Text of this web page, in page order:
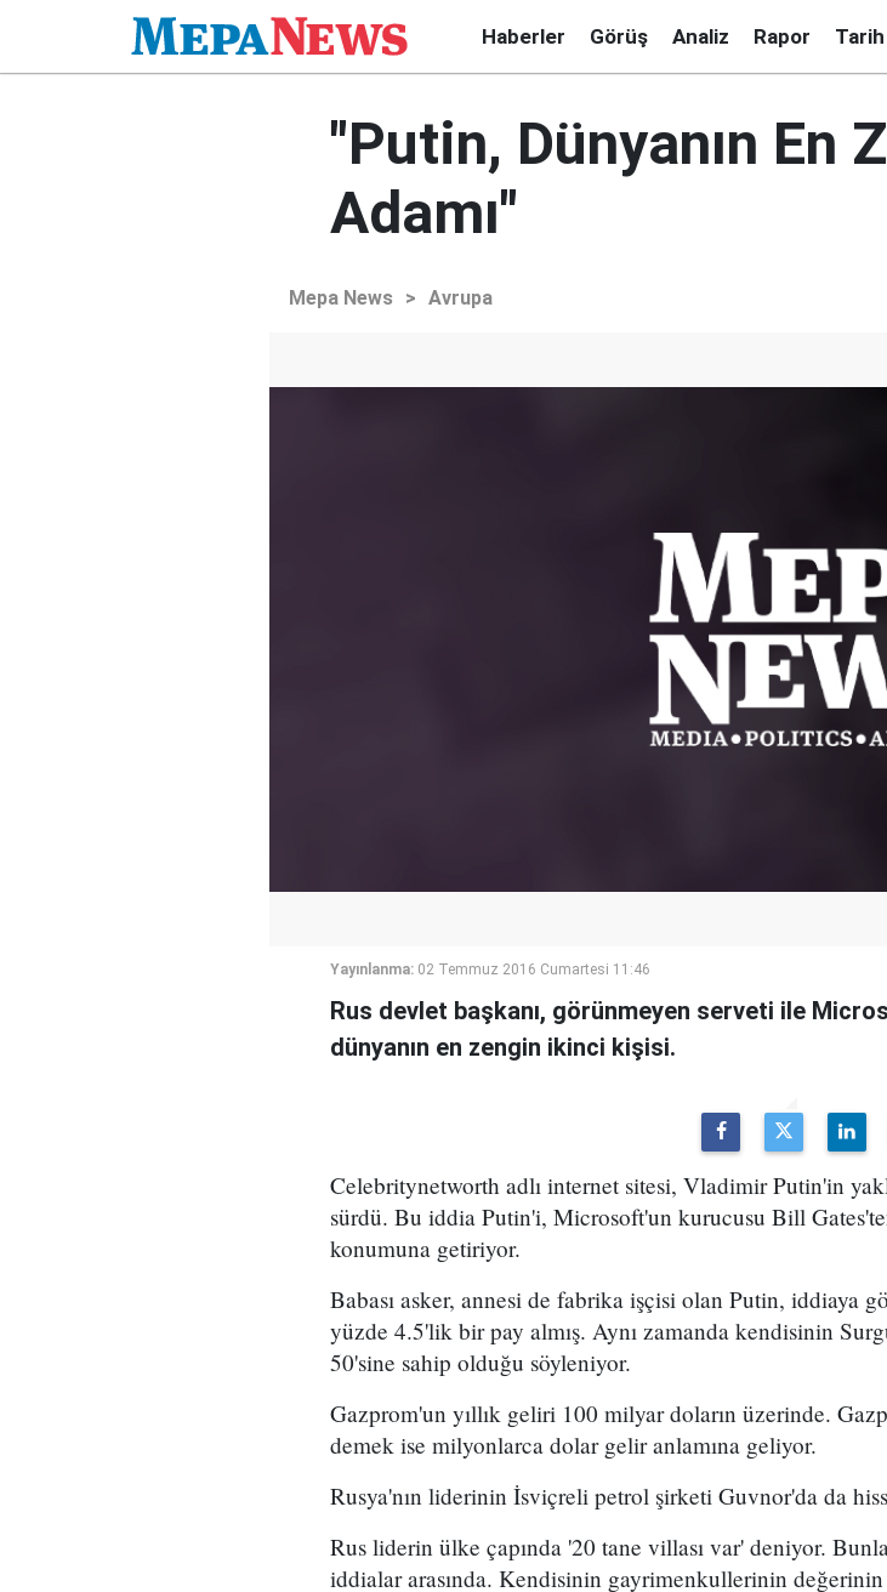
Haberler Görüş Analiz Rapor Tarih
"Putin, Dünyanın En
Adamı"
Mepa News > Avrupa
Yayınlanma: 02 Temmuz 2016 Cumartesi 11:46
Rus devlet başkanı, görünmeyen serveti ile
dünyanın en zengin ikinci kişisi.
Celebritynetworth adlı internet sitesi, Vladimir Putin'in
sürdü. Bu iddia Putin'i, Microsoft'un kurucusu Bill
konumuna getiriyor.
Babası asker, annesi de fabrika işçisi olan Putin, iddiaya
yüzde 4.5'lik bir pay almış. Aynı zamanda kendisinin
50'sine sahip olduğu söyleniyor.
Gazprom'un yıllık geliri 100 milyar doların üzerinde.
demek ise milyonlarca dolar gelir anlamına geliyor.
Rusya'nın liderinin İsviçreli petrol şirketi Guvnor'da da
Rus liderin ülke çapında '20 tane villası var' deniyor.
iddialar arasında. Kendisinin gayrimenkullerinin değerinin